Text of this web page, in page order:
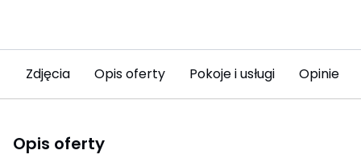
Zdjęcia Opis oferty Pokoje i usługi Opinie
Opis oferty